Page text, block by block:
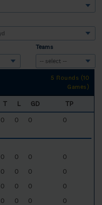
Teams
5 Rounds (10
Games)
T L GD
TP
0 0 0 0
0 0 0
0
0 0 0
0
0 0 0
0
0 0 0 0